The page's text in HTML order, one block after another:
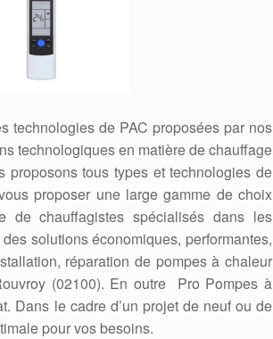
technologies de PAC proposées par nos
technologiques en matière de chauffage
tous types et technologies de
proposer une large gamme de choix
de chauffagistes spécialisés dans les
solutions économiques, performantes,
réparation de pompes à chaleur
(02100). En outre Pro Pompes à
Dans le cadre d’un projet de neuf ou de
pour vos besoins.